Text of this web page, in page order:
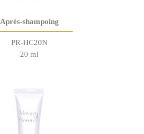
Après-shampoing
PR-HC20N
20 ml